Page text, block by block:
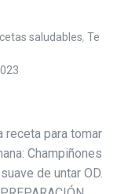
saludables, Te
receta para tomar
Champiñones
de untar OD.